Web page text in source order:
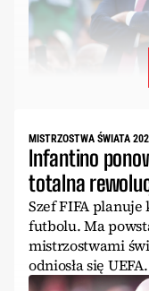
MISTRZOSTWA ŚWIATA
Infantino
totalna
Szef FIFA
futbolu. Ma
mistrzostwami
odniosła się UEFA.